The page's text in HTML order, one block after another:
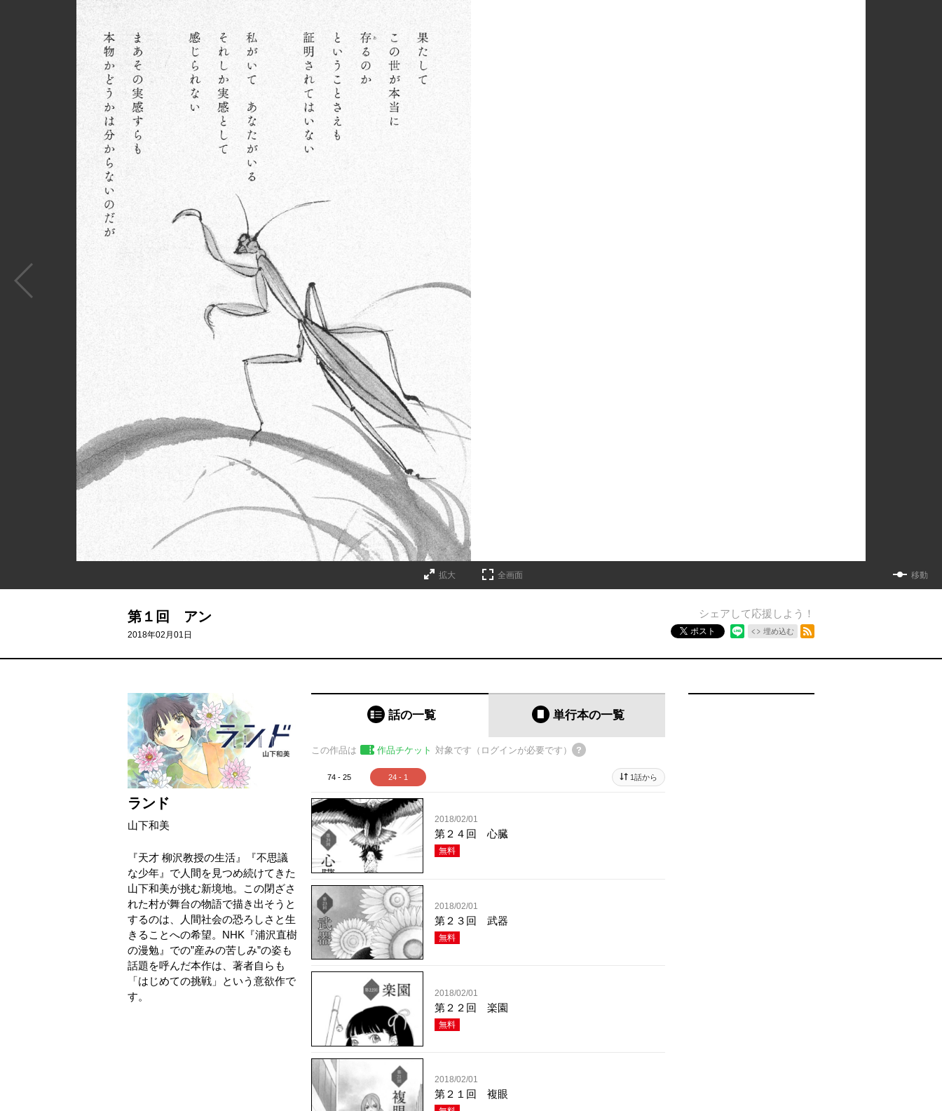
拡大 全画面 移動
第１回 アン
2018年02月01日
シェアして応援しよう！
ポスト 埋め込む
ランド
山下和美
『天才 柳沢教授の生活』『不思議
な少年』で人間を見つめ続けてきた
山下和美が挑む新境地。この閉ざさ
れた村が舞台の物語で描き出そうと
するのは、人間社会の恐ろしさと生
きることへの希望。NHK『浦沢直樹
の漫勉』での”産みの苦しみ”の姿も
話題を呼んだ本作は、著者自らも
「はじめての挑戦」という意欲作で
す。
話の一覧 単行本の一覧
この作品は 作品チケット 対象です（ログインが必要です）
74 - 25 24 - 1 1話から
2018/02/01
第２４回 心臓
無料
2018/02/01
第２３回 武器
無料
2018/02/01
第２２回 楽園
無料
2018/02/01
第２１回 複眼